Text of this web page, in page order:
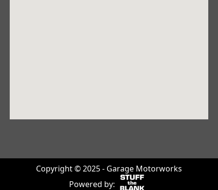
Copyright © 2025 - Garage Motorworks
Powered by: